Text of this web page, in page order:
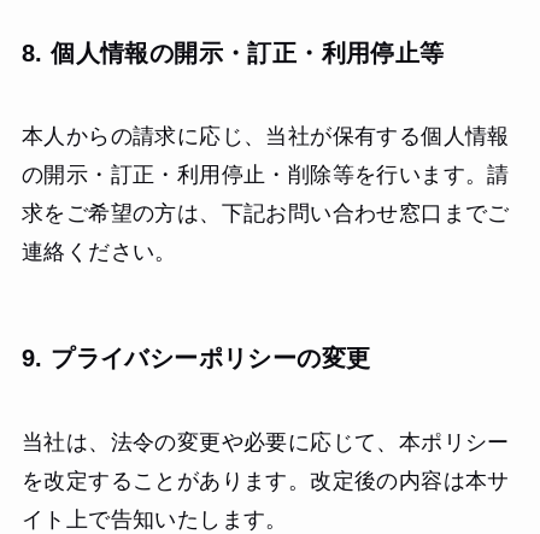
8. 個人情報の開示・訂正・利用停止等
本人からの請求に応じ、当社が保有する個人情報
の開示・訂正・利用停止・削除等を行います。請
求をご希望の方は、下記お問い合わせ窓口までご
連絡ください。
9. プライバシーポリシーの変更
当社は、法令の変更や必要に応じて、本ポリシー
を改定することがあります。改定後の内容は本サ
イト上で告知いたします。